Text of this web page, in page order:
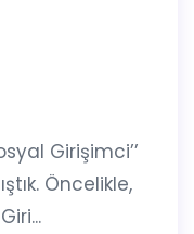
Girişimci’’
Öncelikle,